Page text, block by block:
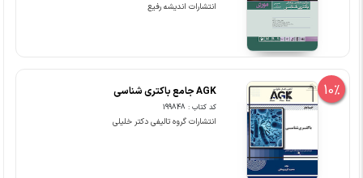
انتشارات اندیشه رفیع
10% AGK جامع باکتری شناسی
کد کتاب : 199848
انتشارات گروه تالیفی دکتر خلیلی